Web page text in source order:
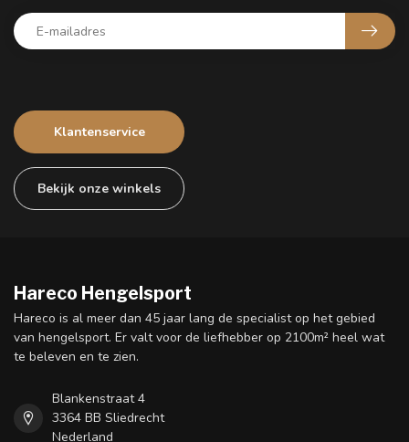
Klantenservice
Bekijk onze winkels
Hareco Hengelsport
Hareco is al meer dan 45 jaar lang de specialist op het gebied
van hengelsport. Er valt voor de liefhebber op 2100m² heel wat
te beleven en te zien.
Blankenstraat 4
3364 BB Sliedrecht
Nederland